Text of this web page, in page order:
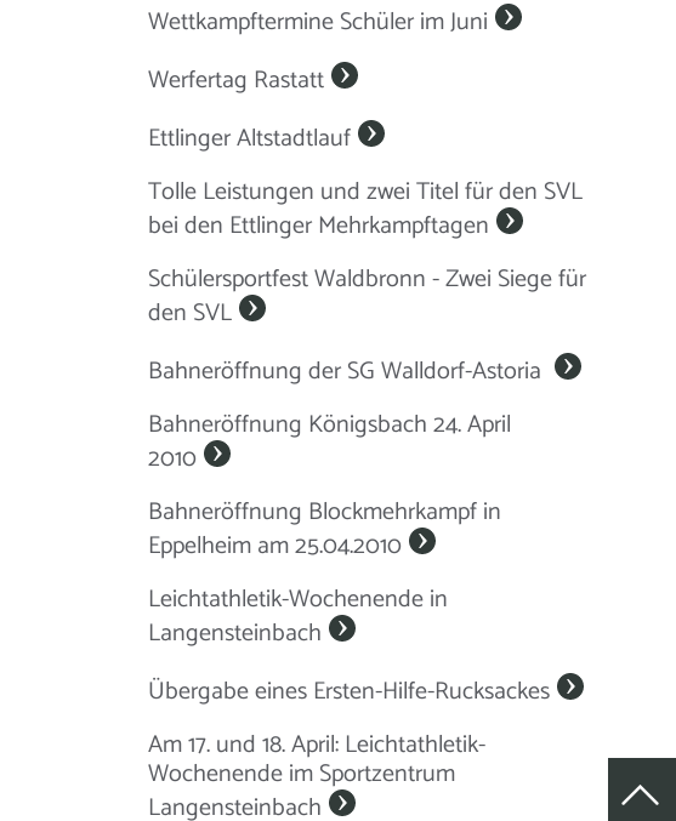
Wettkampftermine Schüler im Juni
Werfertag Rastatt
Ettlinger Altstadtlauf
Tolle Leistungen und zwei Titel für den SVL
bei den Ettlinger Mehrkampftagen
Schülersportfest Waldbronn - Zwei Siege für
den SVL
Bahneröffnung der SG Walldorf-Astoria
Bahneröffnung Königsbach 24. April
2010
Bahneröffnung Blockmehrkampf in
Eppelheim am 25.04.2010
Leichtathletik-Wochenende in
Langensteinbach
Übergabe eines Ersten-Hilfe-Rucksackes
Am 17. und 18. April: Leichtathletik-
Wochenende im Sportzentrum
Langensteinbach